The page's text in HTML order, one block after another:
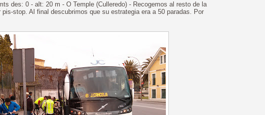
des: 0 - alt: 20 m - O Temple (Culleredo) - Recogemos al resto de la
stop. Al final descubrimos que su estrategia era a 50 paradas. Por